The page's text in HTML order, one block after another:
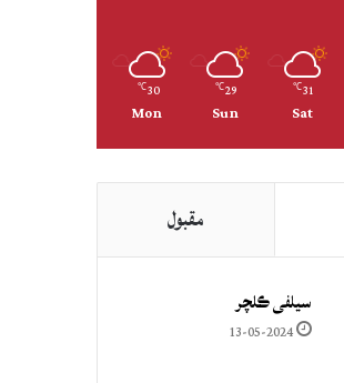
31
℃
Sat
29
℃
Sun
30
℃
Mon
مقبول
سيلفي ڪلچر
13-05-2024